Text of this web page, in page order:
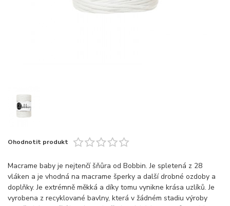
Ohodnotit produkt
Macrame baby je nejtenčí šňůra od Bobbin. Je spletená z 28
vláken a je vhodná na macrame šperky a další drobné ozdoby a
doplňky. Je extrémně měkká a díky tomu vynikne krása uzlíků. Je
vyrobena z recyklované bavlny, která v žádném stadiu výroby